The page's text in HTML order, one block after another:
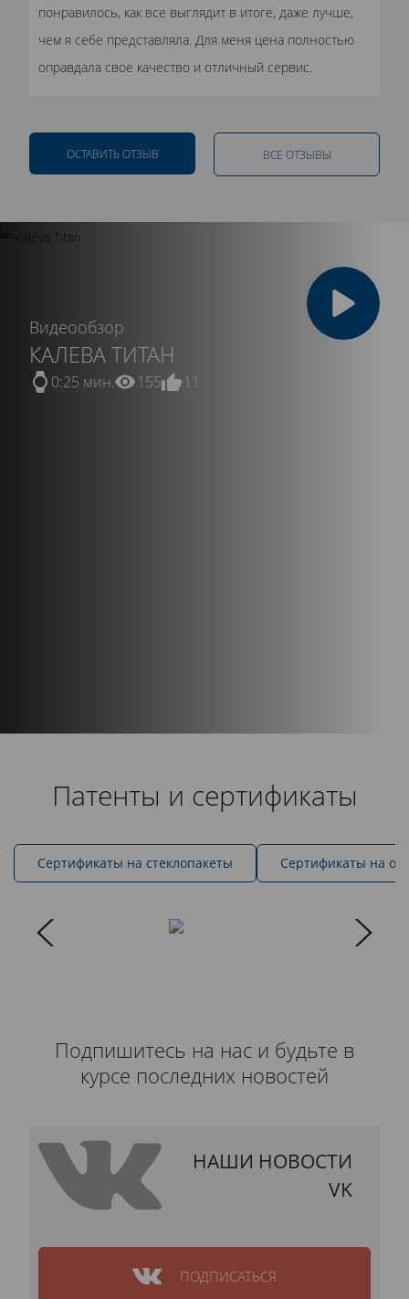
понравилось, как все выглядит в итоге, даже лучше,
чем я себе представляла. Для меня цена полностью
оправдала свое качество и отличный сервис.
ОСТАВИТЬ ОТЗЫВ ВСЕ ОТЗЫВЫ
Видеообзор
КАЛЕВА ТИТАН
0:25 мин. 155 11
Патенты и сертификаты
Cертификаты на стеклопакеты Сертификаты на
Подпишитесь на нас и будьте в
курсе последних новостей
НАШИ НОВОСТИ
VK
ПОДПИСАТЬСЯ